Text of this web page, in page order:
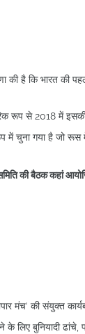
की है कि भारत की
रूप से 2018 में
चुना गया है जो रूस
की बैठक कहां
मंच‘ की संयुक्त
लिए बुनियादी ढांचे,